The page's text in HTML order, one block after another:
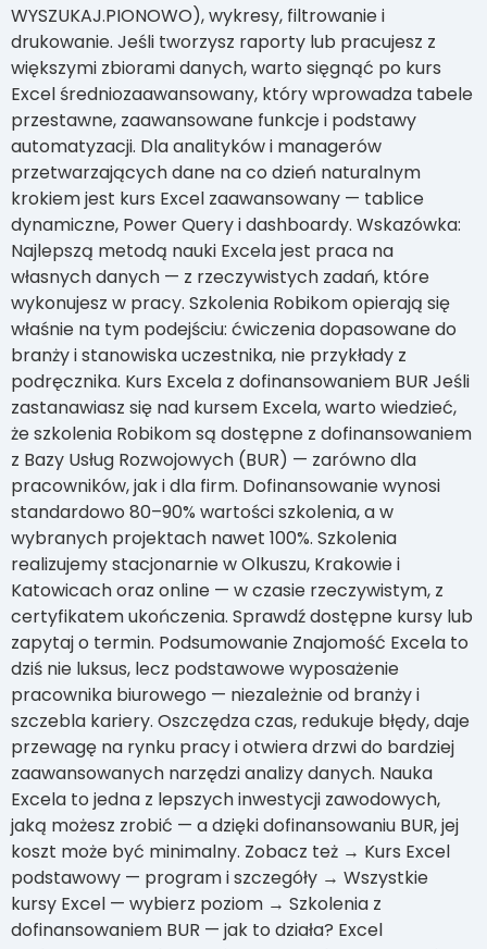
WYSZUKAJ.PIONOWO), wykresy, filtrowanie i
drukowanie. Jeśli tworzysz raporty lub pracujesz z
większymi zbiorami danych, warto sięgnąć po kurs
Excel średniozaawansowany, który wprowadza tabele
przestawne, zaawansowane funkcje i podstawy
automatyzacji. Dla analityków i managerów
przetwarzających dane na co dzień naturalnym
krokiem jest kurs Excel zaawansowany — tablice
dynamiczne, Power Query i dashboardy. Wskazówka:
Najlepszą metodą nauki Excela jest praca na
własnych danych — z rzeczywistych zadań, które
wykonujesz w pracy. Szkolenia Robikom opierają się
właśnie na tym podejściu: ćwiczenia dopasowane do
branży i stanowiska uczestnika, nie przykłady z
podręcznika. Kurs Excela z dofinansowaniem BUR Jeśli
zastanawiasz się nad kursem Excela, warto wiedzieć,
że szkolenia Robikom są dostępne z dofinansowaniem
z Bazy Usług Rozwojowych (BUR) — zarówno dla
pracowników, jak i dla firm. Dofinansowanie wynosi
standardowo 80–90% wartości szkolenia, a w
wybranych projektach nawet 100%. Szkolenia
realizujemy stacjonarnie w Olkuszu, Krakowie i
Katowicach oraz online — w czasie rzeczywistym, z
certyfikatem ukończenia. Sprawdź dostępne kursy lub
zapytaj o termin. Podsumowanie Znajomość Excela to
dziś nie luksus, lecz podstawowe wyposażenie
pracownika biurowego — niezależnie od branży i
szczebla kariery. Oszczędza czas, redukuje błędy, daje
przewagę na rynku pracy i otwiera drzwi do bardziej
zaawansowanych narzędzi analizy danych. Nauka
Excela to jedna z lepszych inwestycji zawodowych,
jaką możesz zrobić — a dzięki dofinansowaniu BUR, jej
koszt może być minimalny. Zobacz też → Kurs Excel
podstawowy — program i szczegóły → Wszystkie
kursy Excel — wybierz poziom → Szkolenia z
dofinansowaniem BUR — jak to działa? Excel